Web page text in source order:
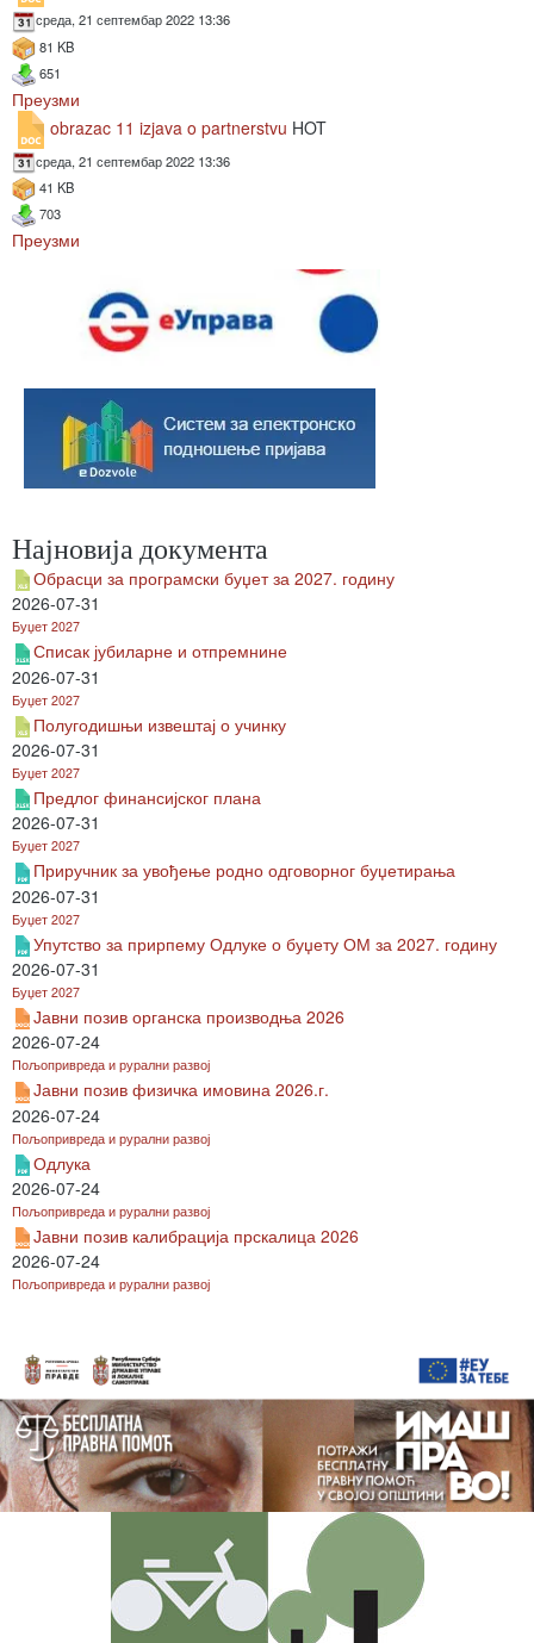
среда, 21 септембар 2022 13:36
81 KB
651
Преузми
obrazac 11 izjava o partnerstvu HOT
среда, 21 септембар 2022 13:36
41 KB
703
Преузми
Најновија документа
Обрасци за програмски буџет за 2027. годину
2026-07-31
Буџет 2027
Списак јубиларне и отпремнине
2026-07-31
Буџет 2027
Полугодишњи извештај о учинку
2026-07-31
Буџет 2027
Предлог финансијског плана
2026-07-31
Буџет 2027
Приручник за увођење родно одговорног буџетирања
2026-07-31
Буџет 2027
Упутство за прирпему Одлуке о буџету ОМ за 2027. годину
2026-07-31
Буџет 2027
Јавни позив органска производња 2026
2026-07-24
Пољопривреда и рурални развој
Јавни позив физичка имовина 2026.г.
2026-07-24
Пољопривреда и рурални развој
Одлука
2026-07-24
Пољопривреда и рурални развој
Јавни позив калибрација прскалица 2026
2026-07-24
Пољопривреда и рурални развој